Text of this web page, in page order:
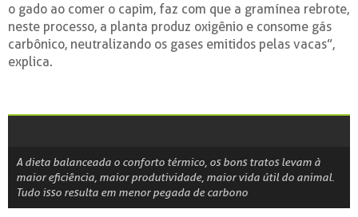
o gado ao comer o capim, faz com que a gramínea rebrote,
neste processo, a planta produz oxigênio e consome gás
carbônico, neutralizando os gases emitidos pelas vacas”,
explica.
A dieta balanceada o conforto térmico, os bons tratos levam à
maior eficiência, maior produtividade, maior vida útil do animal.
Tudo isso resulta em menor pegada de carbono